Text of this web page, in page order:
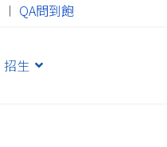
︱ QA問到飽
招生